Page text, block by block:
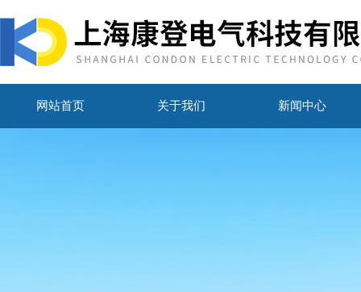
网站首页 关于我们 新闻中心